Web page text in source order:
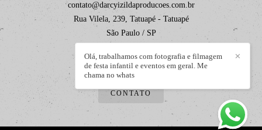
contato@darcyizildaproducoes.com.br
Rua Vilela, 239, Tatuapé - Tatuapé
São Paulo / SP
CONTATO
✕
Olá, trabalhamos com fotografia e filmagem
de festa infantil e eventos em geral. Me
chama no whats